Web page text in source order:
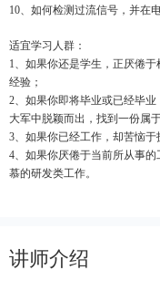
10、如何检测过流信号，并在
适宜学习人群：
1、如果你还是学生，正厌倦
经验；
2、如果你即将毕业或已经毕
大军中脱颖而出，找到一份属
3、如果你已经工作，却苦恼
4、如果你厌倦于当前所从事
慕的研发类工作。
讲师介绍